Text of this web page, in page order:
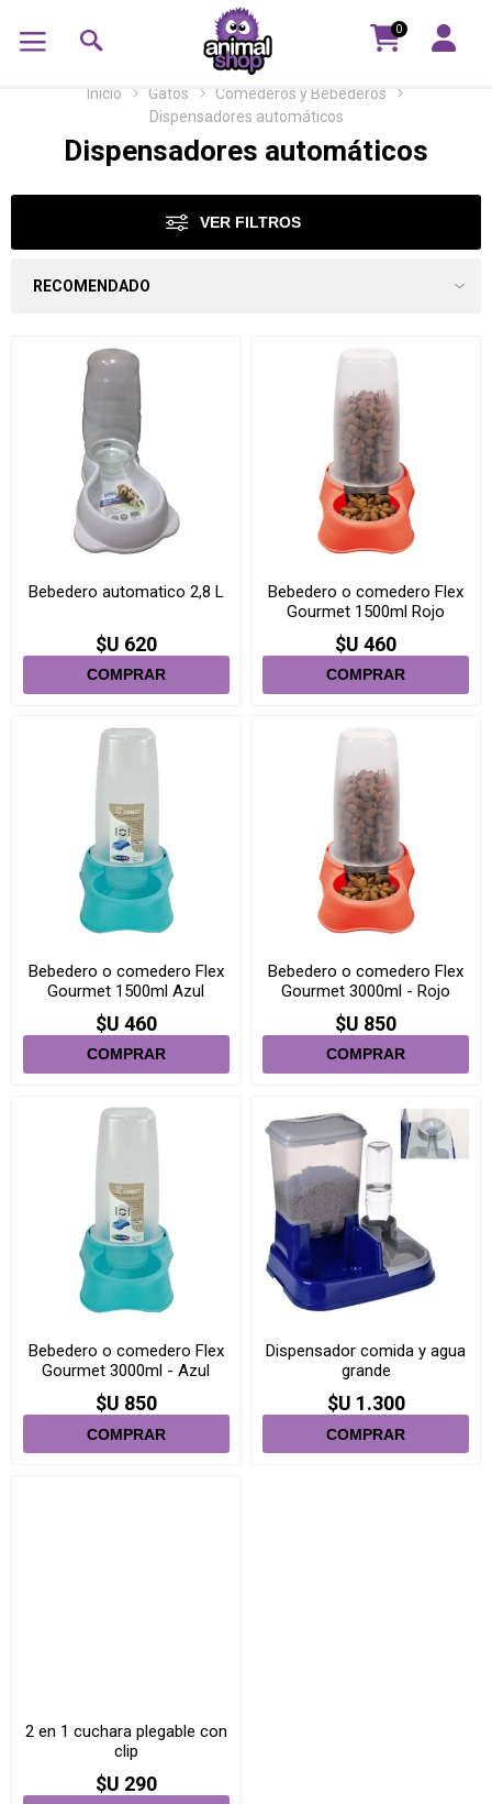
0
Inicio Gatos
Comederos y Bebederos
Dispensadores automáticos
Dispensadores automáticos
VER FILTROS
Bebedero automatico 2,8 L
$U 620
Bebedero o comedero Flex
Gourmet 1500ml Rojo
$U 460
Bebedero o comedero Flex
Gourmet 1500ml Azul
Tiffany
$U 460
Bebedero o comedero Flex
Gourmet 3000ml - Rojo
$U 850
Bebedero o comedero Flex
Gourmet 3000ml - Azul
Tiffany
$U 850
Dispensador comida y agua
grande
$U 1.300
2 en 1 cuchara plegable con
clip
$U 290